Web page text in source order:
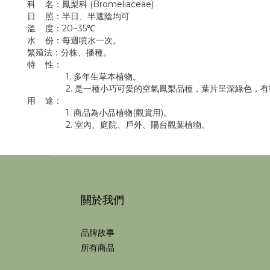
科 名：鳳梨科 (Bromeliaceae)
日 照：半日、半遮陰均可
溫 度：20~35℃
水 份：每週噴水一次。
繁殖法：分株、播種。
特 性：
1. 多年生草本植物。
2. 是一種小巧可愛的空氣鳳梨品種，葉片呈深綠色，有微
用 途：
1. 商品為小品植物(觀賞用)。
2. 室內、庭院、戶外、陽台觀葉植物。
關於我們
品牌故事
所有商品